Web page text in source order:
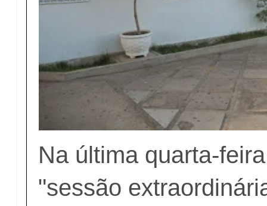
Na última quarta-
"sessão